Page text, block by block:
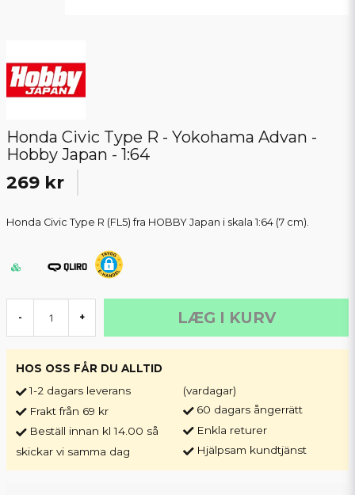
Honda Civic Type R - Yokohama Advan -
Hobby Japan - 1:64
269 kr
Honda Civic Type R (FL5) fra HOBBY Japan i skala 1:64 (7 cm).
- + LÆG I KURV
HOS OSS FÅR DU ALLTID
1-2 dagars leverans
Frakt från 69 kr
Beställ innan kl 14.00 så
skickar vi samma dag
(vardagar)
60 dagars ångerrätt
Enkla returer
Hjälpsam kundtjänst